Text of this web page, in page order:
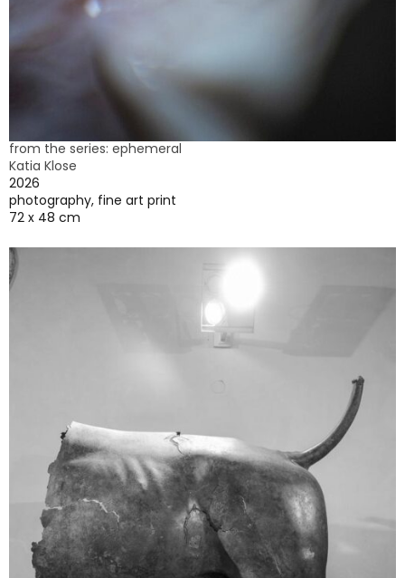
from the series: ephemeral
Katia Klose
2026
photography, fine art print
72 x 48 cm